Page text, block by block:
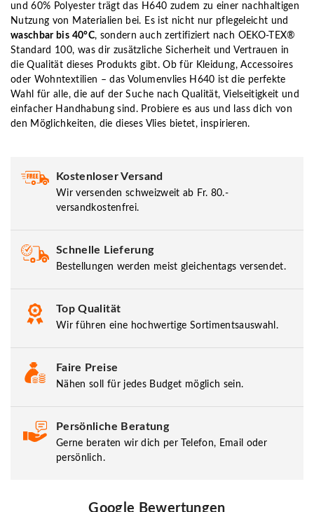
und 60% Polyester trägt das H640 zudem zu einer nachhaltigen
Nutzung von Materialien bei. Es ist nicht nur pflegeleicht und
waschbar bis 40°C, sondern auch zertifiziert nach OEKO-TEX®
Standard 100, was dir zusätzliche Sicherheit und Vertrauen in
die Qualität dieses Produkts gibt. Ob für Kleidung, Accessoires
oder Wohntextilien – das Volumenvlies H640 ist die perfekte
Wahl für alle, die auf der Suche nach Qualität, Vielseitigkeit und
einfacher Handhabung sind. Probiere es aus und lass dich von
den Möglichkeiten, die dieses Vlies bietet, inspirieren.
Kostenloser Versand
Wir versenden schweizweit ab Fr. 80.-
versandkostenfrei.
Schnelle Lieferung
Bestellungen werden meist gleichentags versendet.
Top Qualität
Wir führen eine hochwertige Sortimentsauswahl.
Faire Preise
Nähen soll für jedes Budget möglich sein.
Persönliche Beratung
Gerne beraten wir dich per Telefon, Email oder
persönlich.
Google Bewertungen